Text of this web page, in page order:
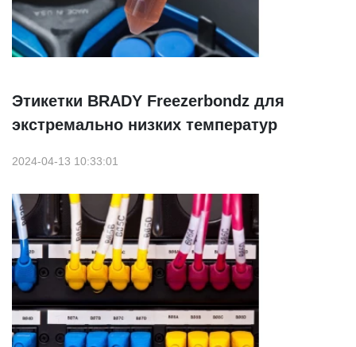
Этикетки BRADY Freezerbondz для
экстремально низких температур
2024-04-13 10:33:01